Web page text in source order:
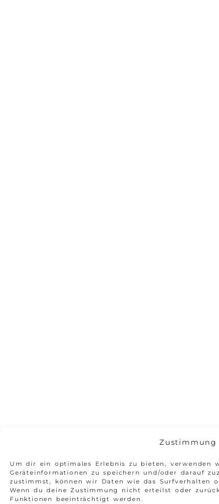
Um dir ein optimales Erlebnis zu bieten, verwenden
Geräteinformationen zu speichern und/oder darauf
zustimmst, können wir Daten wie das Surfverhalten
Wenn du deine Zustimmung nicht erteilst oder
Funktionen beeinträchtigt werden.